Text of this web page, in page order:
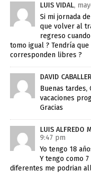
LUIS VIDAL,
Si mi jornada
que volver al
regreso
tomo igual ? Tendría
corresponden libres ?
DAVID
Buenas tardes,
vacaciones
Gracias
LUIS ALFREDO
9:47 pm
Yo tengo 18
Y tengo como
diferentes me podrian